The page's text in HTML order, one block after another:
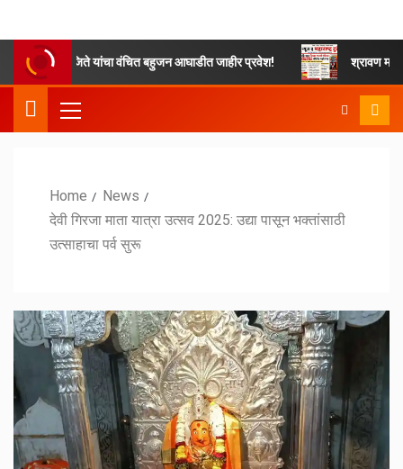
जिते यांचा वंचित बहुजन आघाडीत जाहीर प्रवेश! श्रावण महिन्यात भेंडाळा
Home
News
देवी गिरजा माता यात्रा उत्सव 2025: उद्या पासून भक्तांसाठी
उत्साहाचा पर्व सुरू